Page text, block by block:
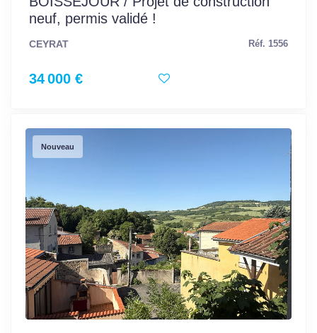
neuf, permis validé !
CEYRAT Réf. 1556
34 000 €
Nouveau